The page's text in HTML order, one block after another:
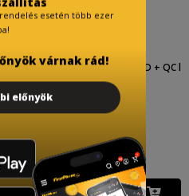
XO CC62 autós gyorstöltő PD + QC l
ightning és type...
Készletinfó:
500 Ft visszajár
8 999 Ft
esetén több ezer
várnak rád!
előnyök